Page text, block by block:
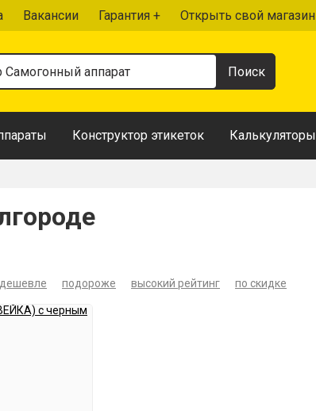
Вакансии Гарантия + Открыть свой магазин
Конструктор этикеток Калькуляторы
подороже высокий рейтинг по скидке